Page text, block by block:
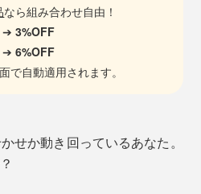
なら組み合わせ自由！
➔3%OFF
➔6%OFF
で自動適用されます。
せか動き回っているあなた。